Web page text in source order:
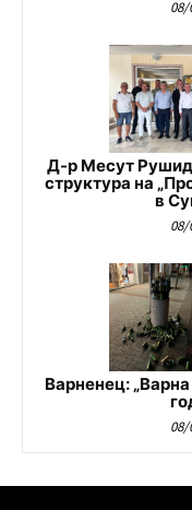
08/
Д-р Месут Рушид
структура на
в
08/
Варненец:
08/